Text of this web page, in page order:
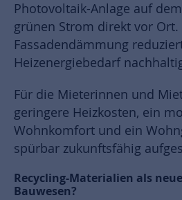
Photovoltaik-Anlage auf
grünen Strom direkt vor Ort.
Fassadendämmung
Heizenergiebedarf
Für die Mieterinnen und
geringere Heizkosten, ein
Wohnkomfort und ein
spürbar zukunftsfähig
Recycling-Materialien als
Bauwesen?